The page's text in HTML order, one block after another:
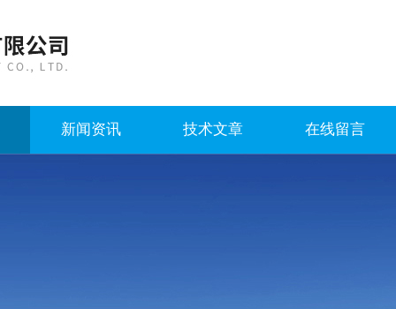
新闻资讯 技术文章 在线留言